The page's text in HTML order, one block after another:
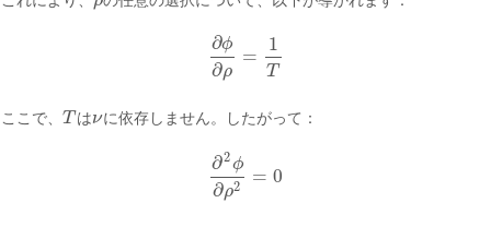
∂ϕ
∂ρ
=
1
T
∂ϕ∂ ρ= 1T
ここで、T
T はν
ν に依存しません。したがって：
∂2ϕ
∂ρ2 = 0
∂2ϕ∂ 2= 0